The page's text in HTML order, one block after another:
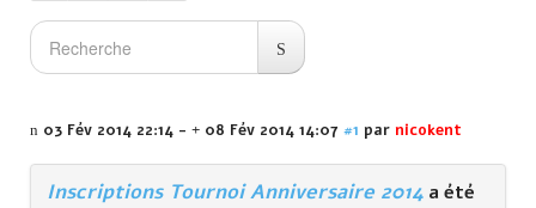
03 Fév 2014 22:14 - 08 Fév 2014 14:07 #1 par nicokent
Inscriptions Tournoi Anniversaire 2014 a été